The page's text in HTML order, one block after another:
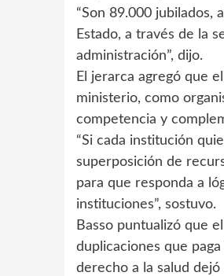
“Son 89.000 jubilados,
Estado, a través de la
administración”, dijo.
El jerarca agregó que
ministerio, como
competencia y
“Si cada institución
superposición de
para que responda a
instituciones”, sostuvo.
Basso puntualizó que
duplicaciones que
derecho a la salud